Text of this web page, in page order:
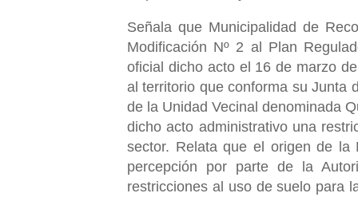
Señala que Municipalidad de Recoleta, mediante Decreto Exento N° 555, promulgó la Modificación Nº 2 al Plan Regulador Comunal de Recoleta, publicándose en el Diario oficial dicho acto el 16 de marzo de 2018, afectando, entre otros sectores de la comuna, al territorio que conforma su Junta de Vecinos y en la que residen las personas naturales de la Unidad Vecinal denominada Quinta Residencial El Salto, estableciéndose por medio dicho acto administrativo una restricción al uso de suelo para las industrias ubicadas en sector. Relata que el origen de la Modificación del Plan Regulador se encuentra en la percepción por parte de la Autoridad Municipal de que su sector debía incorporar restricciones al uso de suelo para las diversas industrias que se encuentran emplazadas en el lugar, al considerar que esas labores importarían perjuicios a la comunidad traducidas en la contaminación y destrucción del espacio público y en una preocupación constante de los vecinos del sector. Aduce que aquella percepción difiere de la forma en que por décadas se ha establecido la relación de comunidad con las industrias que comparten la zona, habiéndose forjado en sus orígenes por una necesidad, el trabajo, lo que se traduce en que gran parte de los vecinos realizan labores remuneradas para las empresas ubicadas en el sector. Agrega que, asimismo, difiere de su percepción, atendida la plusvalía que el emplazamiento de aquellas empresas ha generado para su sector, implicando, hasta la promulgación de la Modificación reclamada, un mayor valor de los terrenos en que se emplazan sus viviendas. Alega que la ilegalidad y arbitrariedad del acto administrativo que dio lugar a la Modificación Nº 2 reclamada radica en que se ha obviado la participación que debe concurrir por parte de las Organizaciones Territoriales legalmente constituidas que se vean involucradas, afectándose, por una parte, la observancia de los trámites previstos en los N°s. 1 y 6 del artículo 2.1.11. de la Ordenanza General de Urbanismo y Construcciones, y por otra, en la contravención del artículo 11 inciso segundo de la Ley Nº 19.880, de Bases de los Procedimientos Administrativos que Rigen los Actos de los Órganos de la Administración del Estado, respecto a la fundamentación del acto en el rechazo de las objeciones formuladas. Aduce que el artículo 2.1.11. establece que antes de iniciar la discusión de un proyecto de Plan Regulador Comunal -en este caso, modificación -se deberá: “1. Informar a los vecinos, especialmente a los afectados, acerca de las principales características del Instrumento de Planificación Territorial propuesto y de sus efectos, señalando los criterios adoptados respecto de cada uno de los contenidos del Plan Regulador Comunal señalados en el artículo 2.1.10. de esta Ordenanza General. Tal información deberá entregarse, al menos, mediante carta certificada a las organizaciones territoriales legalmente constituidas que estén involucradas y, a través de un aviso de prensa en un medio de amplia difusión en la comuna, se pondrá en conocimiento de los vecinos que dicha información, acompañada de la memoria explicativa, estará a su disposición para su retiro gratuito, en el lugar que allí se indique. En este mismo aviso se indicará el lugar y fecha en que se realizarán las audiencias públicas a que se refiere el número siguiente.” Por su parte en el numeral 6. de esa disposición, se establece que “Los interesados podrán formular, por escrito, las observaciones fundadas que estimen convenientes acerca del proyecto de Plan Regulador Comunal, hasta quince días después de la audiencia pública a que se refiere el número anterior.” Alega que de la lectura de acto recurrido se aprecia en sus vistos que se habría dado cumplimiento al envío de cartas, no así a su despacho certificado, sin que se haya establecido los destinatarios toda vez que la principal afectada, Junta de Vecinos